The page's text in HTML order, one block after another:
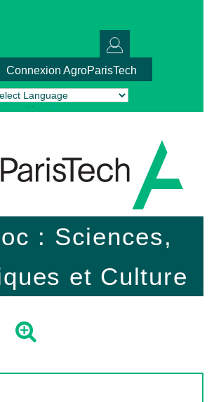
Connexion AgroParisTech
by Translate
: Sciences,
et Culture